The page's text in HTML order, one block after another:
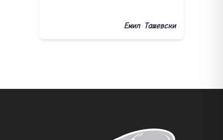
Емил Ташевски